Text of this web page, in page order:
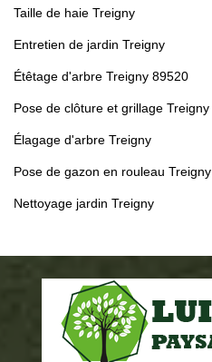
Taille de haie Treigny
Entretien de jardin Treigny
Étêtage d'arbre Treigny 89520
Pose de clôture et grillage Treigny
Élagage d'arbre Treigny
Pose de gazon en rouleau Treigny
Nettoyage jardin Treigny